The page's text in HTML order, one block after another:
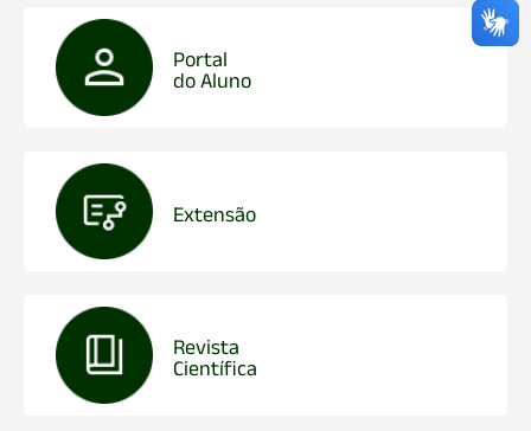
Portal
do Aluno
Extensão
Revista
Científica